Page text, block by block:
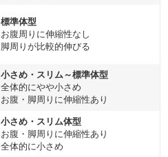
標準体型
お腹周りに伸縮性なし
脚周りが比較的伸びる
小さめ・スリム～標準体型
全体的にやや小さめ
お腹・脚周りに伸縮性あり
小さめ・スリム体型
お腹・脚周りに伸縮性あり
全体的に小さめ